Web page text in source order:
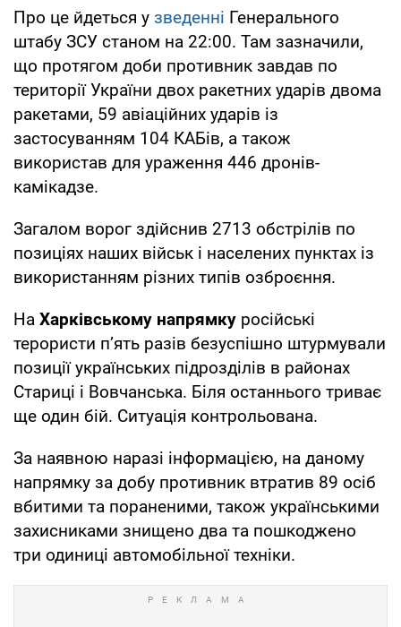
Про це йдеться у зведенні Генерального
штабу ЗСУ станом на 22:00. Там зазначили,
що протягом доби противник завдав по
території України двох ракетних ударів двома
ракетами, 59 авіаційних ударів із
застосуванням 104 КАБів, а також
використав для ураження 446 дронів-
камікадзе.
Загалом ворог здійснив 2713 обстрілів по
позиціях наших військ і населених пунктах із
використанням різних типів озброєння.
На Харківському напрямку російські
терористи п’ять разів безуспішно штурмували
позиції українських підрозділів в районах
Стариці і Вовчанська. Біля останнього триває
ще один бій. Ситуація контрольована.
За наявною наразі інформацією, на даному
напрямку за добу противник втратив 89 осіб
вбитими та пораненими, також українськими
захисниками знищено два та пошкоджено
три одиниці автомобільної техніки.